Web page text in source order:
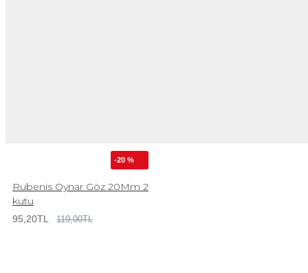
-20 %
Rubenis Oynar Göz 20Mm 2
kutu
95,20TL 119,00TL